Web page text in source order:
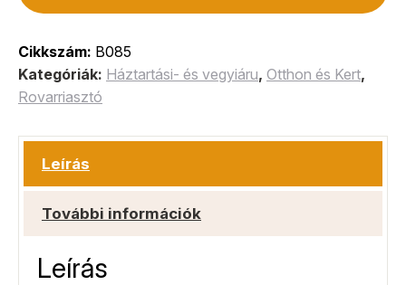
Cikkszám: B085
Kategóriák: Háztartási- és vegyiáru, Otthon és Kert,
Rovarriasztó
Leírás
További információk
Leírás